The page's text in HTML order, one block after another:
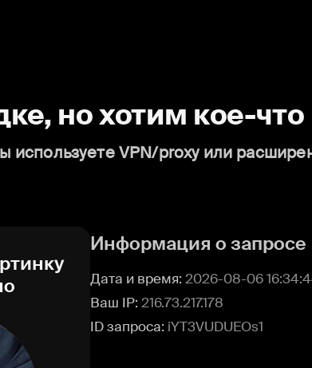
но хотим кое-
используете VPN/proxy или
Информация о запросе
Дата и время: 2026-08-06
Ваш IP: 216.73.217.178
ID запроса: iYT3VUDUEOs1